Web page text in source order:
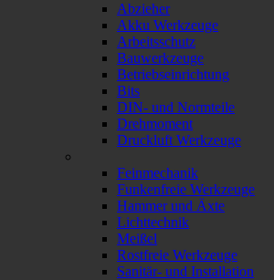
Abzieher
Akku Werkzeuge
Arbeitsschutz
Bauwerkzeuge
Betriebseinrichtung
Bits
DIN- und Normteile
Drehmoment
Druckluft Werkzeuge
Feinmechanik
Funkenfreie Werkzeuge
Hammer und Äxte
Lichttechnik
Meißel
Rostfreie Werkzeuge
Sanitär- und Installation